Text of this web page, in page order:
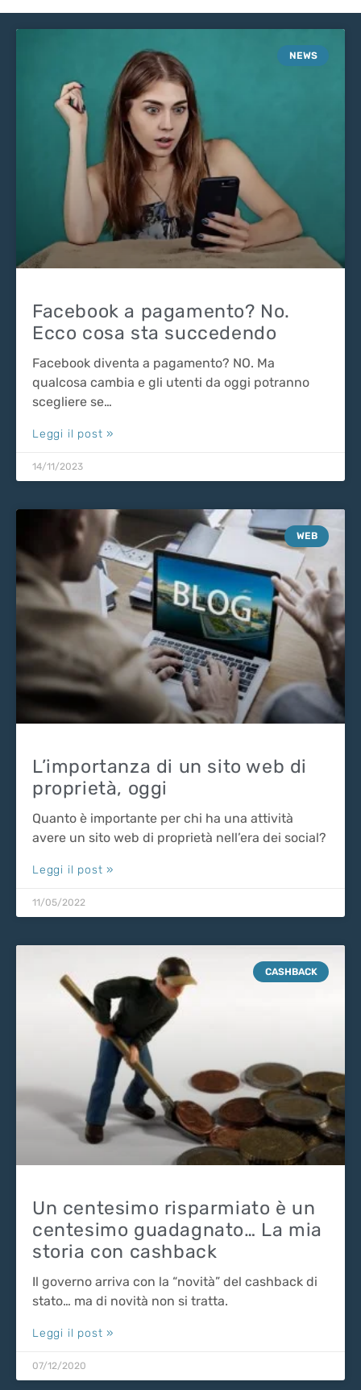
NEWS
Facebook a pagamento? No.
Ecco cosa sta succedendo
Facebook diventa a pagamento? NO. Ma
qualcosa cambia e gli utenti da oggi potranno
scegliere se…
Leggi il post »
14/11/2023
WEB
L’importanza di un sito web di
proprietà, oggi
Quanto è importante per chi ha una attività
avere un sito web di proprietà nell’era dei social?
Leggi il post »
11/05/2022
CASHBACK
Un centesimo risparmiato è un
centesimo guadagnato… La mia
storia con cashback
Il governo arriva con la “novità” del cashback di
stato… ma di novità non si tratta.
Leggi il post »
07/12/2020